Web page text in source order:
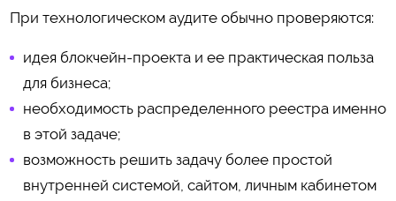
При технологическом аудите обычно проверяются:
идея блокчейн-проекта и ее практическая польза
для бизнеса;
необходимость распределенного реестра именно
в этой задаче;
возможность решить задачу более простой
внутренней системой, сайтом, личным кабинетом